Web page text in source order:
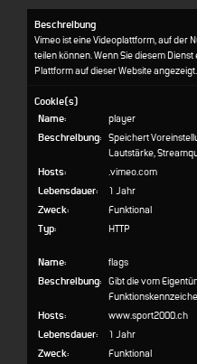
Beschreibung
Vimeo ist eine Videoplattform, auf der
teilen können. Wenn Sie diesem
Plattform auf dieser Website angezeigt.
Cookie(s)
Name:
player
Beschreibung: Speichert
Lautstärke,
Hosts:
.vimeo.com
Lebensdauer:
1 Jahr
Zweck:
Funktional
Typ:
HTTP
Name:
flags
Beschreibung: Gibt die vom
Hosts:
www.sport2000.ch
Lebensdauer:
1 Jahr
Zweck:
Funktional